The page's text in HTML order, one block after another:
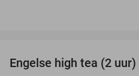
Engelse high tea (2 uur)